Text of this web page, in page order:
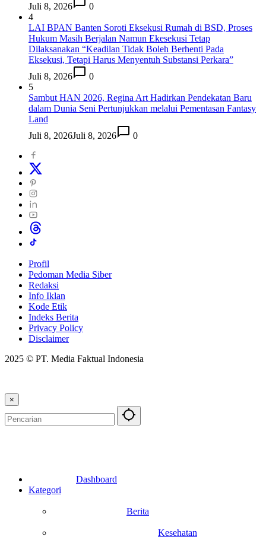
Juli 8, 2026
0
4
LAI BPAN Banten Soroti Eksekusi Rumah di BSD, Proses
Hukum Masih Berjalan Namun Ekesekusi Tetap
Dilaksanakan “Keadilan Tidak Boleh Berhenti Pada
Eksekusi, Tetapi Harus Menyentuh Substansi Perkara”
Juli 8, 2026
0
5
Sambut HAN 2026, Regina Art Hadirkan Pendekatan Baru
dalam Dunia Seni Pertunjukkan melalui Pementasan Fantasy
Land
Juli 8, 2026Juli 8, 2026 0
Profil
Pedoman Media Siber
Redaksi
Info Iklan
Kode Etik
Indeks Berita
Privacy Policy
Disclaimer
2025 © PT. Media Faktual Indonesia
×
Dashboard
Kategori
Berita
Kesehatan